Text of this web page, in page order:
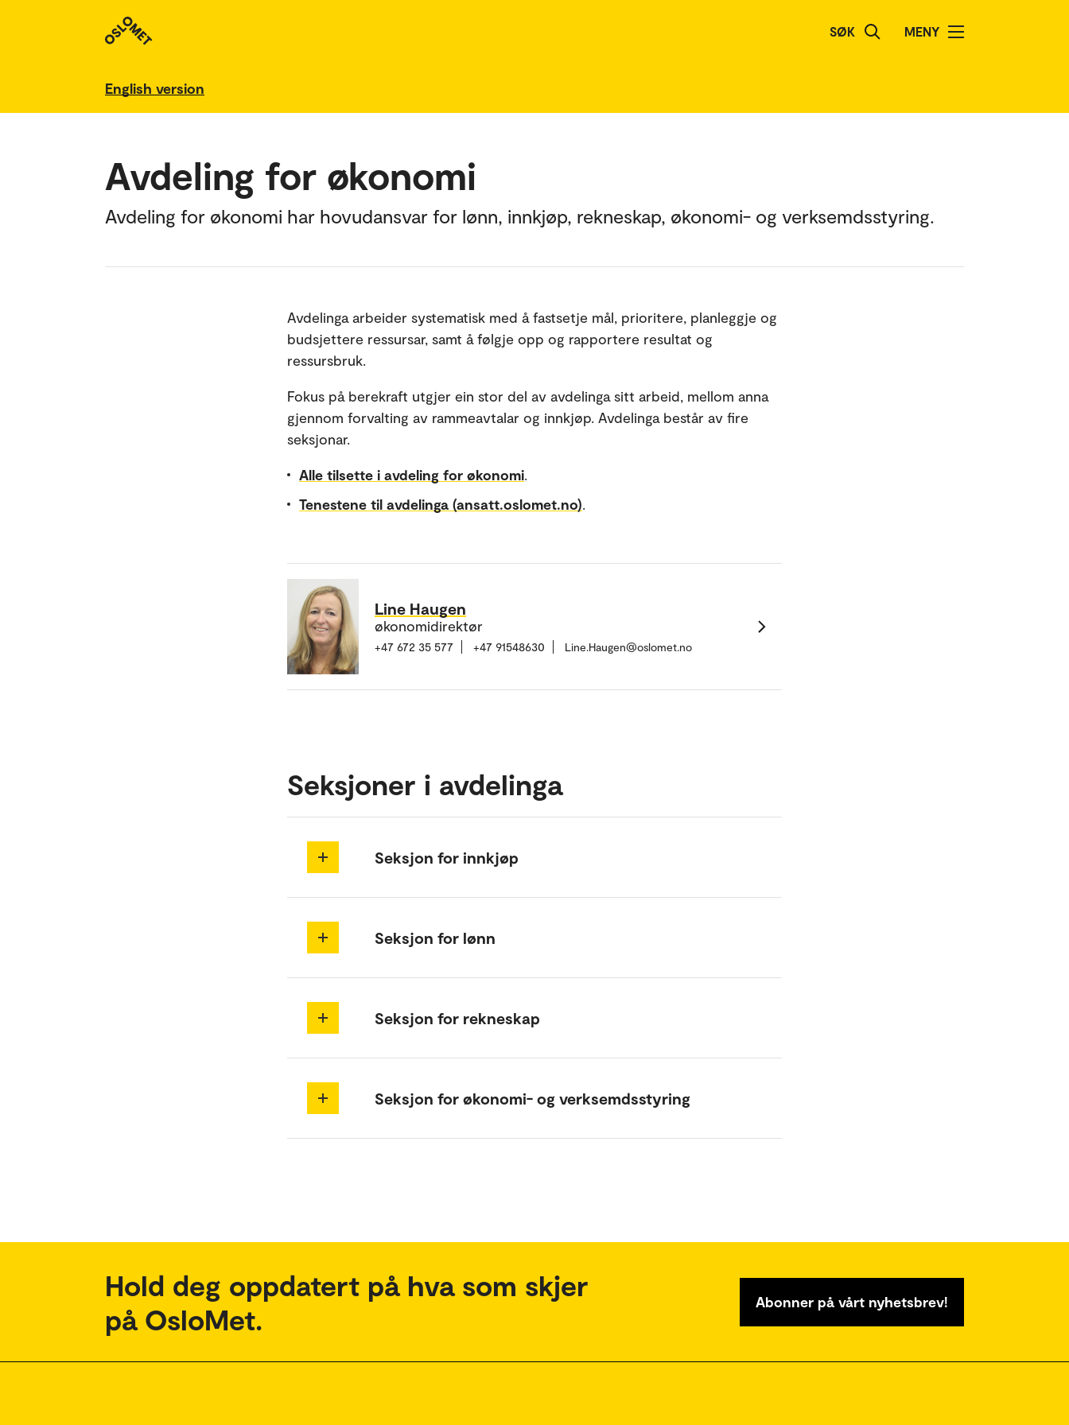
SØK MENY
English version
Avdeling for økonomi
Avdeling for økonomi har hovudansvar for lønn, innkjøp, rekneskap, økonomi- og verksemdsstyring.
Avdelinga arbeider systematisk med å fastsetje mål, prioritere, planleggje og
budsjettere ressursar, samt å følgje opp og rapportere resultat og
ressursbruk.
Fokus på berekraft utgjer ein stor del av avdelinga sitt arbeid, mellom anna
gjennom forvalting av rammeavtalar og innkjøp. Avdelinga består av fire
seksjonar.
Alle tilsette i avdeling for økonomi.
Tenestene til avdelinga (ansatt.oslomet.no).
Line Haugen
økonomidirektør
+47 672 35 577 +47 91548630 Line.Haugen@oslomet.no
Seksjoner i avdelinga
Seksjon for innkjøp
Seksjon for lønn
Seksjon for rekneskap
Seksjon for økonomi- og verksemdsstyring
Hold deg oppdatert på hva som skjer
på OsloMet.
Abonner på vårt nyhetsbrev!